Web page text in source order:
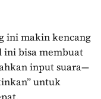
ini makin kencang
ini bisa membuat
input suara—
untuk